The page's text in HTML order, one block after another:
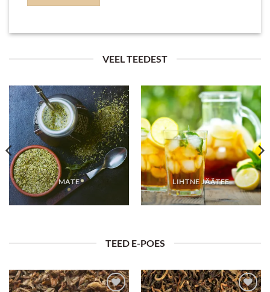
VEEL TEEDEST
MATE LIHTNE JÄÄTEE
TEED E-POES